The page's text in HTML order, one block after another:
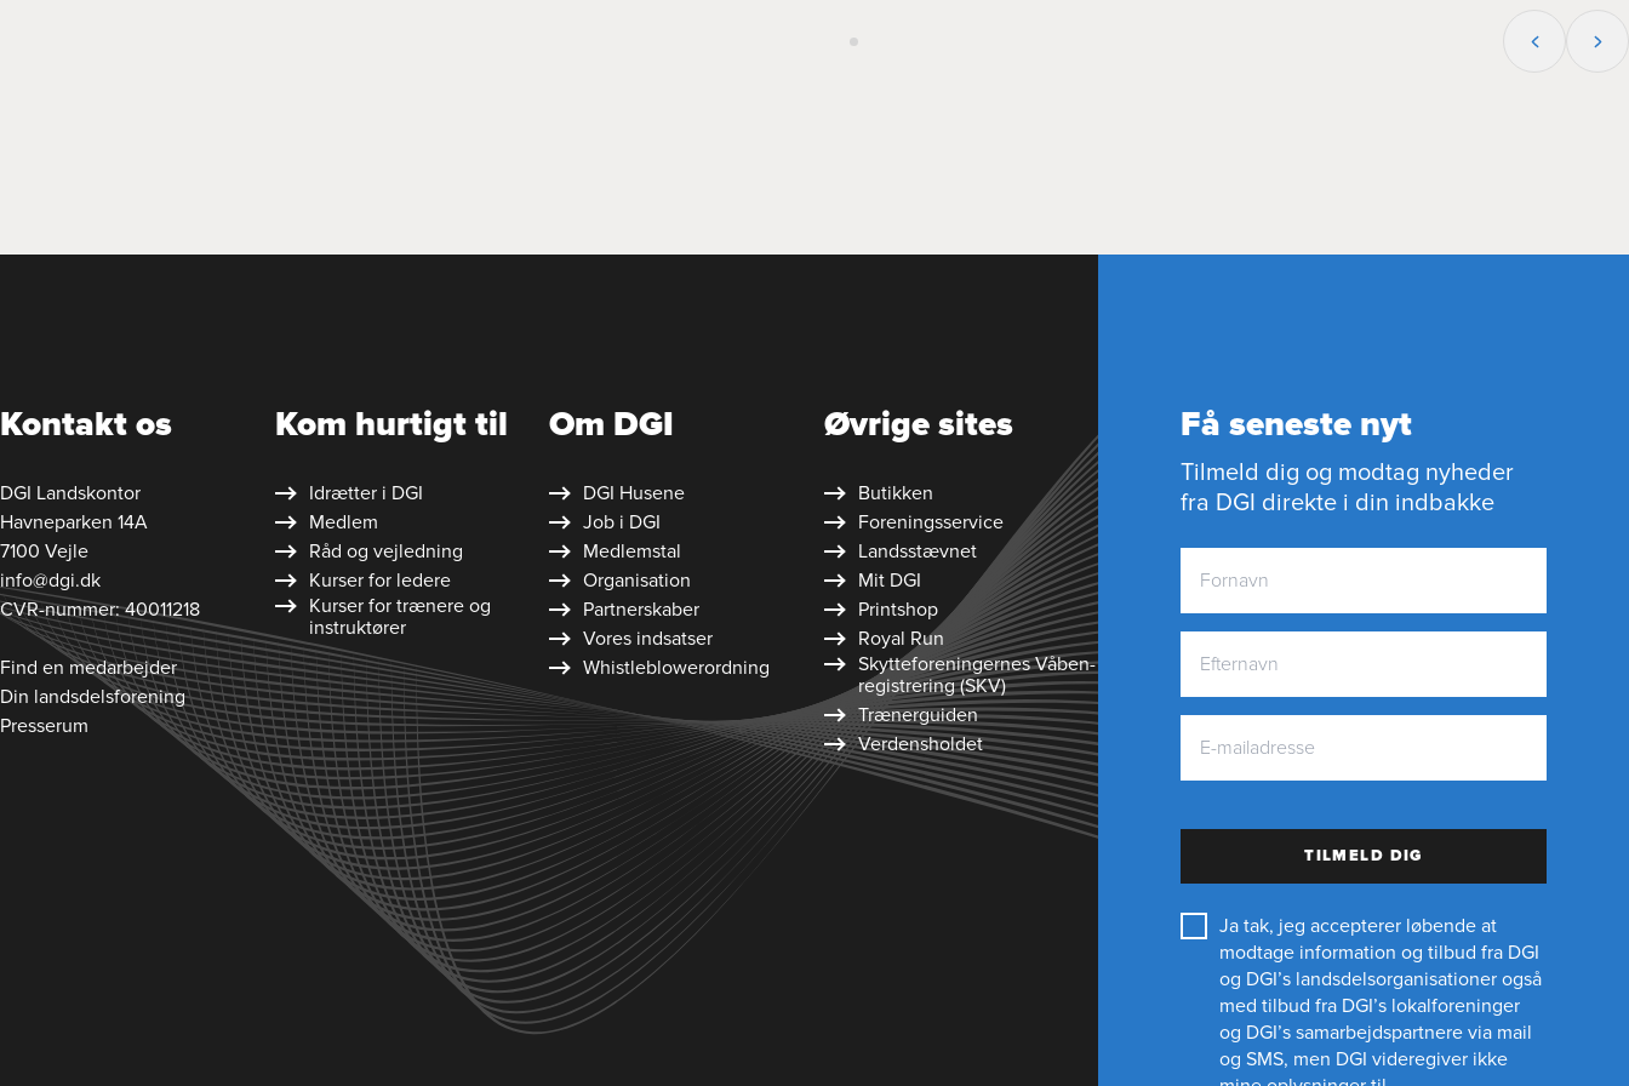
Kontakt os
DGI Landskontor
Havneparken 14A
7100 Vejle
info@dgi.dk
CVR-nummer: 40011218
Find en medarbejder
Din landsdelsforening
Presserum
Kom hurtigt til
Idrætter i DGI
Medlem
Råd og vejledning
Kurser for ledere
Kurser for trænere og
instruktører
Om DGI
DGI Husene
Job i DGI
Medlemstal
Organisation
Partnerskaber
Vores indsatser
Whistleblower­ordning
Øvrige sites
Butikken
Foreningsservice
Landsstævnet
Mit DGI
Printshop
Royal Run
Skytte­foreningernes Våben­
registrering (SKV)
Trænerguiden
Verdensholdet
Få seneste nyt
Tilmeld dig og modtag nyheder
fra DGI direkte i din indbakke
TILMELD DIG
Ja tak, jeg accepterer løbende at
modtage information og tilbud fra DGI
og DGI’s landsdelsorganisationer også
med tilbud fra DGI’s lokalforeninger
og DGI’s samarbejdspartnere via mail
og SMS, men DGI videregiver ikke